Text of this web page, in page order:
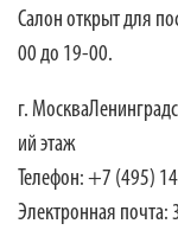
Салон открыт для
00 до 19-00.
г.
ий этаж
Телефон: +7 (495)
Электронная